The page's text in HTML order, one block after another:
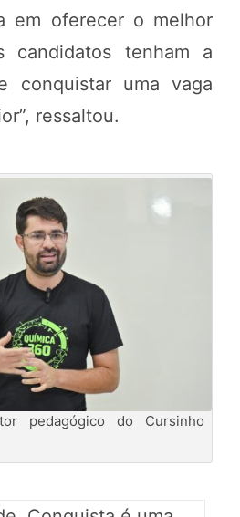
em oferecer o melhor
candidatos tenham a
conquistar uma vaga
ressaltou.
pedagógico do Cursinho